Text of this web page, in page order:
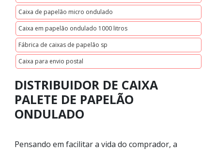
Caixa de papelão micro ondulado
Caixa em papelão ondulado 1000 litros
Fábrica de caixas de papelão sp
Caixa para envio postal
DISTRIBUIDOR DE CAIXA
PALETE DE PAPELÃO
ONDULADO
Pensando em facilitar a vida do comprador, a